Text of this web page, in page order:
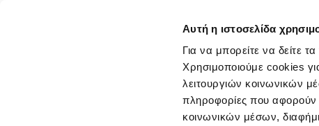
Αυτή η ιστοσελίδα
Για να μπορείτε να δείτε
Χρησιμοποιούμε cookies
λειτουργιών κοινωνικών
πληροφορίες που αφορούν
κοινωνικών μέσων,
ΑΡΧΙΚΗ
ΕΤΑΙΡΕΙΑ
ΕΡΓΑ
THROUGH THE LINE
ΤΑΙΝΙΕΣ
ΤΥΠΟΣ
ΡΑΔΙΟΦΩΝΟ